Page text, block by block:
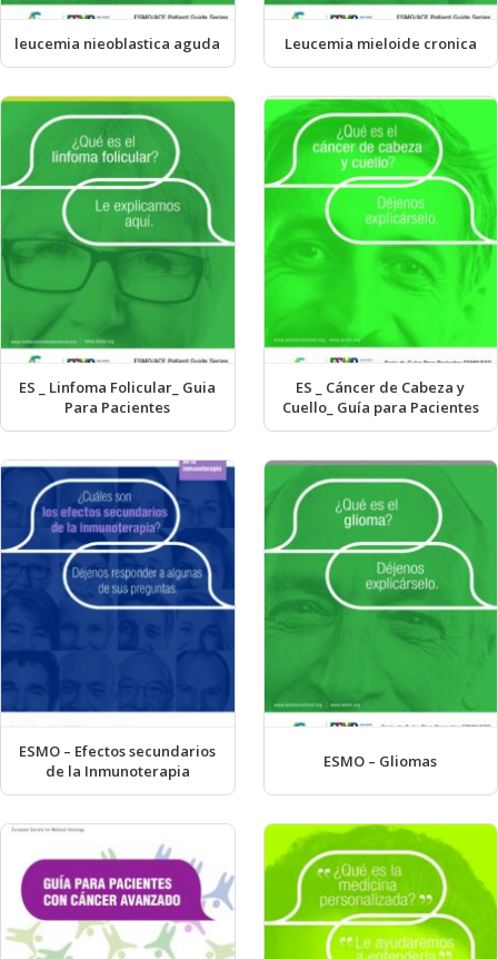
leucemia nieoblastica aguda Leucemia mieloide cronica
ES _ Linfoma Folicular_ Guia
Para Pacientes
ES _ Cáncer de Cabeza y
Cuello_ Guía para Pacientes
ESMO – Efectos secundarios
de la Inmunoterapia
ESMO – Gliomas